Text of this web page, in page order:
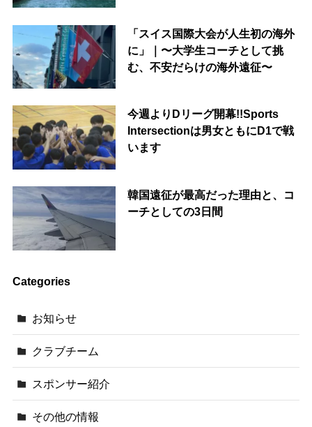
「スイス国際大会が人生初の海外
に」｜〜大学生コーチとして挑
む、不安だらけの海外遠征〜
今週よりDリーグ開幕!!Sports
Intersectionは男女ともにD1で戦
います
韓国遠征が最高だった理由と、コ
ーチとしての3日間
Categories
お知らせ
クラブチーム
スポンサー紹介
その他の情報